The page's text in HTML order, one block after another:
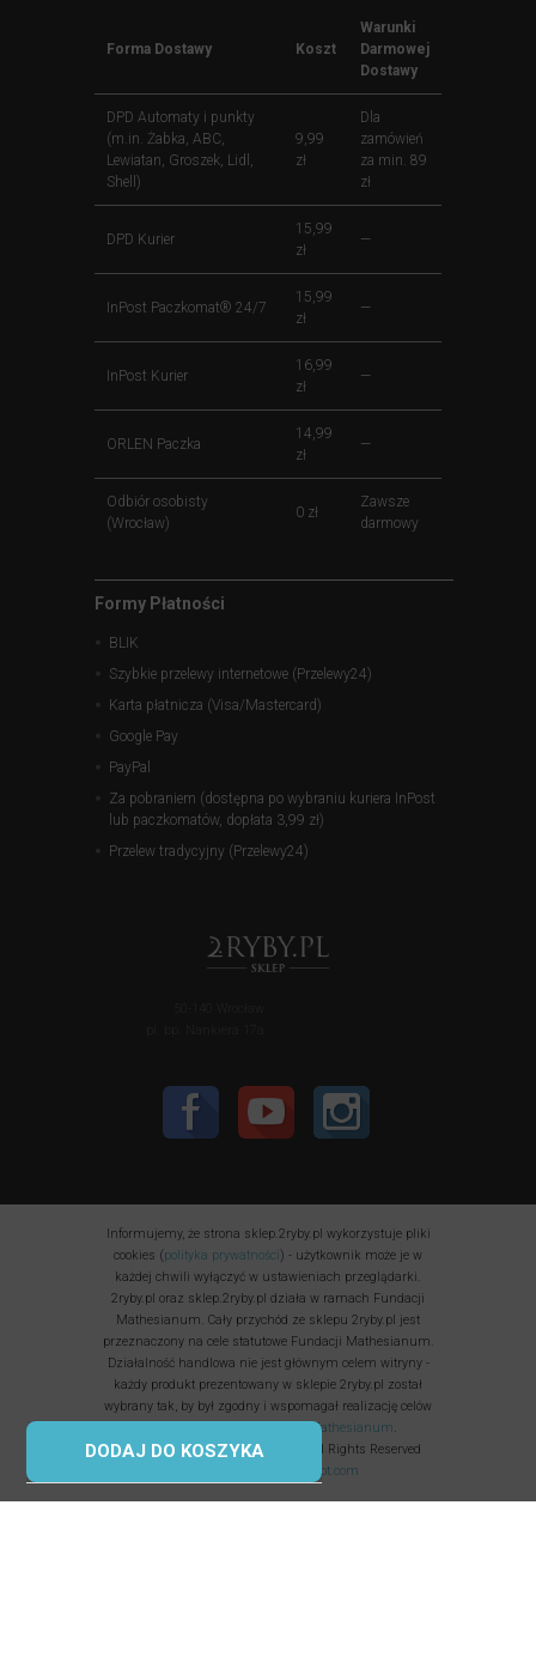
DODAJ DO KOSZYKA
Forma Dostawy Koszt
Warunki
Darmowej
Dostawy
DPD Automaty i punkty
(m.in. Żabka, ABC,
Lewiatan, Groszek, Lidl,
Shell)
9,99
zł
Dla
zamówień
za min. 89
zł
DPD Kurier
15,99
zł
—
InPost Paczkomat® 24/7
15,99
zł
—
InPost Kurier
16,99
zł
—
ORLEN Paczka
14,99
zł
—
Odbiór osobisty
(Wrocław)
0 zł
Zawsze
darmowy
Formy Płatności
BLIK
Szybkie przelewy internetowe (Przelewy24)
Karta płatnicza (Visa/Mastercard)
Google Pay
PayPal
Za pobraniem (dostępna po wybraniu kuriera InPost
lub paczkomatów, dopłata 3,99 zł)
Przelew tradycyjny (Przelewy24)
Informujemy, że strona sklep.2ryby.pl wykorzystuje pliki
cookies (polityka prywatności) - użytkownik może je w
każdej chwili wyłączyć w ustawieniach przeglądarki.
2ryby.pl oraz sklep.2ryby.pl działa w ramach Fundacji
Mathesianum. Cały przychód ze sklepu 2ryby.pl jest
przeznaczony na cele statutowe Fundacji Mathesianum.
Działalność handlowa nie jest głównym celem witryny -
każdy produkt prezentowany w sklepie 2ryby.pl został
wybrany tak, by był zgodny i wspomagał realizację celów
misji Fundacji Mathesianum.
Fundacja Mathesianum © 2025 All Rights Reserved
uptimerobot.com